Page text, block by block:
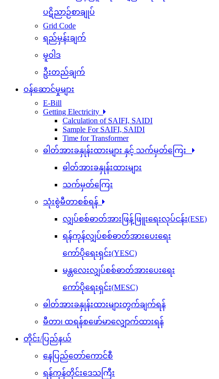
ပဋိညာဉ်စာချုပ်
Grid Code
ရည်မှန်းချက်
မူဝါဒ
ဦးတည်ချက်
ဝန်ဆောင်မှုများ
E-Bill
Getting Electricity
Calculation of SAIFI, SAIDI
Sample For SAIFI, SAIDI
Time for Transformer
ဓါတ်အားခနှုန်းထားများ နှင့် သက်မှတ်ကြေး
ဓါတ်အားခနှုန်းထားများ
သက်မှတ်ကြေး
သုံးစွဲမီတာစစ်ရန်
လျှပ်စစ်ဓာတ်အားဖြန့်ဖြူးရေးလုပ်ငန်း(ESE)
ရန်ကုန်လျှပ်စစ်ဓာတ်အားပေးရေး
ကော်ပိုရေးရှင်း(YESC)
မန္တလေးလျှပ်စစ်ဓာတ်အားပေးရေး
ကော်ပိုရေးရှင်း(MESC)
ဓါတ်အားခနှုန်းထားများတွက်ချက်ရန်
မီတာ၊ ထရန်စဖော်မာလျှောက်ထားရန်
တိုင်း/ပြည်နယ်
နေပြည်တော်ကောင်စီ
ရန်ကုန်တိုင်းဒေသကြီး